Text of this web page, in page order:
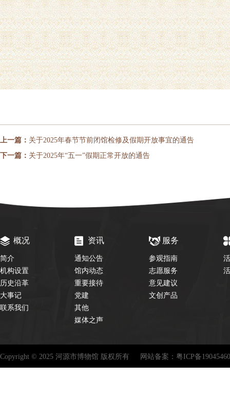
上一篇： 关于2025年春节节前闭馆检修及假期开放事宜的通告
下一篇： 关于2025年“五一”假期正常开放的通告
概况
简介
机构设置
历史沿革
大事记
联系我们
资讯
通知公告
馆内动态
重要接待
党建
其他
媒体之声
服务
参观指南
志愿服务
意见建议
文创产品
Copyright © 2025 河源市博物馆 版权所有 网站备案： 粤ICP备